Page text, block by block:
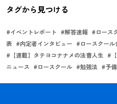
タグから見つける
#イベントレポート #解答速報 #ロース
表 #内定者インタビュー #ロースクー
# 【連載】タテヨコナナメの法曹人生 #
ニュース #ロースクール #勉強法 #予